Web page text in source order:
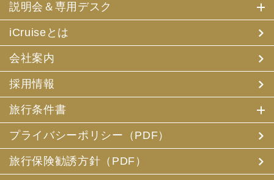
説明会＆専用デスク
iCruiseとは
会社案内
採用情報
旅行条件書
プライバシーポリシー（PDF）
旅行保険勧誘方針（PDF）